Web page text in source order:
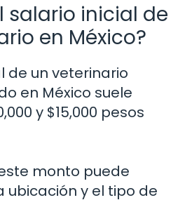
salario inicial de
en México?
de un veterinario
en México suele
y $15,000 pesos
monto puede
ubicación y el tipo de